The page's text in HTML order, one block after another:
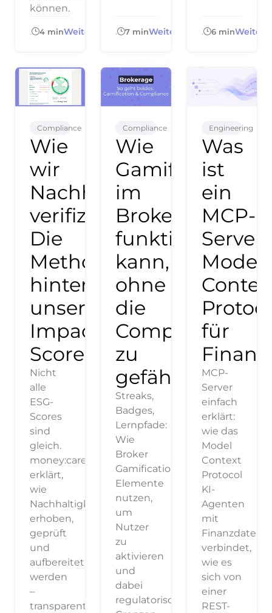
können.
. 4 minWeiterlesen. 7 minWeiterlesen. 6 min
Compliance
Wie
wir
Nachhaltigkeitsdaten
verifizieren:
Die
Methodik
hinter
unseren
Impact-
Scores
Nicht
alle
ESG-
Scores
sind
gleich.
money:care
erklärt,
wie
Nachhaltigkeitsdaten
erhoben,
geprüft
und
aufbereitet
werden
–
transparent
Compliance
Wie
Gamification
im
Brokerage
funktionieren
kann,
ohne
die
Compliance
zu
gefährden
Streaks,
Badges,
Lernpfade:
Wie
Broker
Gamification-
Elemente
nutzen,
um
Nutzer
zu
aktivieren
und
dabei
regulatorische
Engineering
Was
ist
ein
MCP-
Model
für
MCP-
Server
einfach
erklärt:
wie das
Model
Context
Protocol
KI-
Agenten
mit
Finanzdaten
verbindet,
wie es
sich von
einer
REST-